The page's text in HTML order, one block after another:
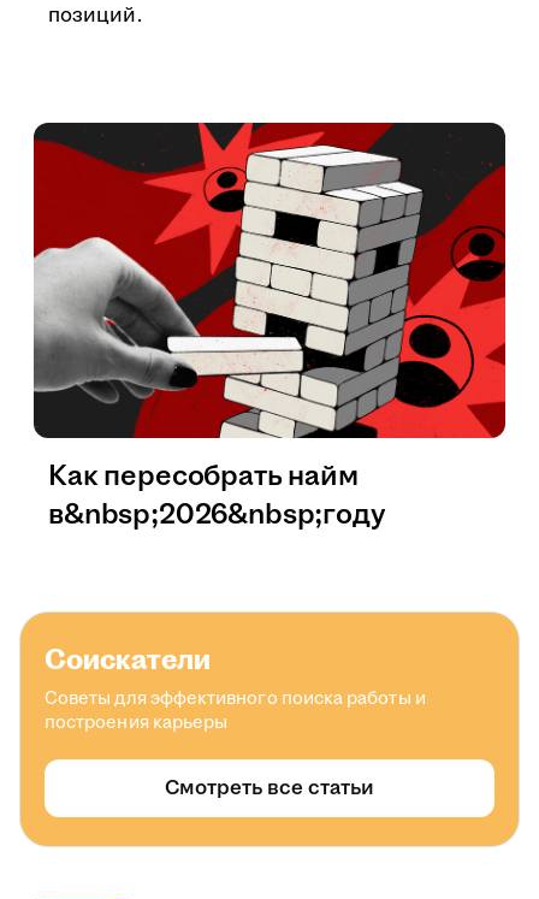
позиций.
Как пересобрать найм
в&nbsp;2026&nbsp;году
Соискатели
Советы для эффективного поиска работы и
построения карьеры
Смотреть все статьи